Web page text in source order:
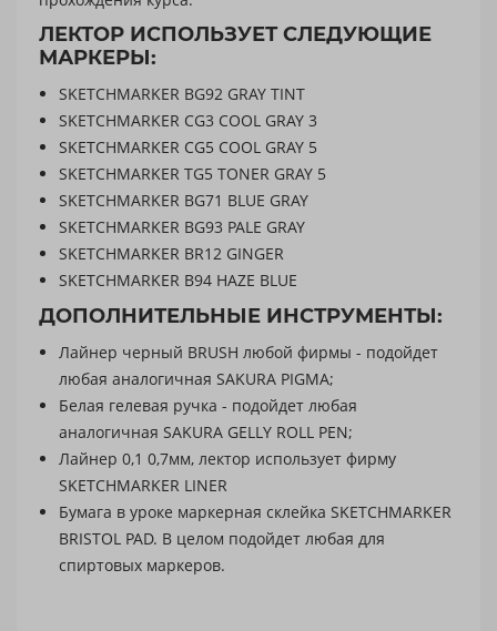
ЛЕКТОР ИСПОЛЬЗУЕТ СЛЕДУЮЩИЕ
МАРКЕРЫ:
SKETCHMARKER BG92 GRAY TINT
SKETCHMARKER CG3 COOL GRAY 3
SKETCHMARKER CG5 COOL GRAY 5
SKETCHMARKER TG5 TONER GRAY 5
SKETCHMARKER BG71 BLUE GRAY
SKETCHMARKER BG93 PALE GRAY
SKETCHMARKER BR12 GINGER
SKETCHMARKER B94 HAZE BLUE
ДОПОЛНИТЕЛЬНЫЕ ИНСТРУМЕНТЫ:
Лайнер черный BRUSH любой фирмы - подойдет
любая аналогичная SAKURA PIGMA;
Белая гелевая ручка - подойдет любая
аналогичная SAKURA GELLY ROLL PEN;
Лайнер 0,1 0,7мм, лектор использует фирму
SKETCHMARKER LINER
Бумага в уроке маркерная склейка SKETCHMARKER
BRISTOL PAD. В целом подойдет любая для
спиртовых маркеров.